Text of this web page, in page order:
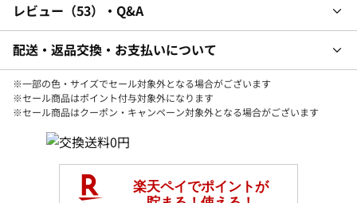
レビュー 53 ・Q&A
配送・返品交換・お支払いについて
※一部の色・サイズでセール対象外となる場合がございます
※セール商品はポイント付与対象外になります
※セール商品はクーポン・キャンペーン対象外となる場合がございます